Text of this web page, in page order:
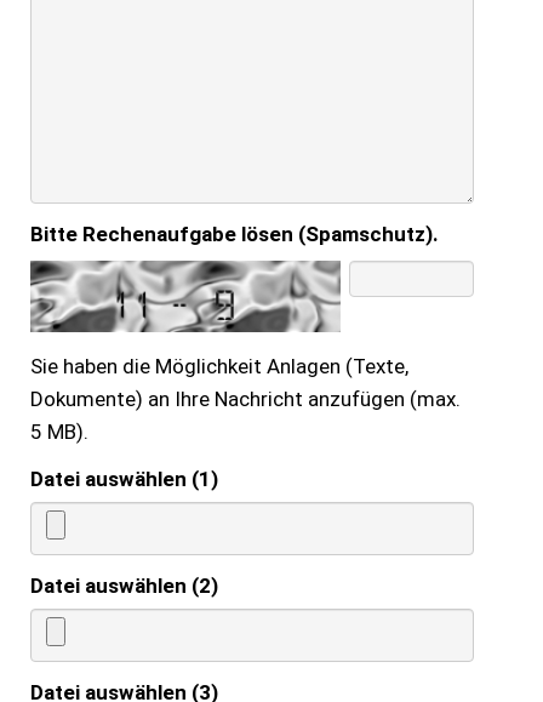
Bitte Rechenaufgabe lösen (Spamschutz).
Sie haben die Möglichkeit Anlagen (Texte,
Dokumente) an Ihre Nachricht anzufügen (max.
5 MB).
Datei auswählen (1)
Datei auswählen (2)
Datei auswählen (3)